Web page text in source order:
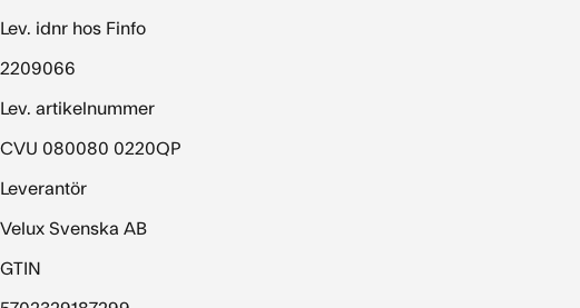
Lev. idnr hos Finfo
2209066
Lev. artikelnummer
CVU 080080 0220QP
Leverantör
Velux Svenska AB
GTIN